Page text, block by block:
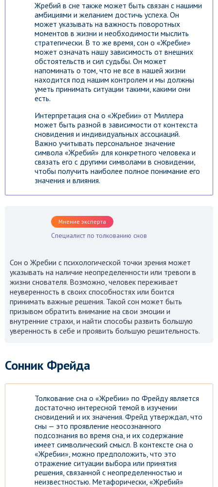
Жребий в сне также может быть связан с нашими
амбициями и желанием достичь успеха. Он
может указывать на важность поворотных
моментов в жизни и необходимости мыслить
стратегически. В то же время, сон о «Жребие»
может означать нашу зависимость от внешних
обстоятельств и сил судьбы. Он может
напоминать о том, что не все в нашей жизни
находится под нашим контролем и мы должны
уметь принимать ситуации такими, какими они
есть.
Интерпретация сна о «Жребии» от Миллера
может быть разной в зависимости от контекста
сновидения и индивидуальных ассоциаций.
Важно учитывать персональное значение
символа «Жребий» для конкретного человека и
связать его с другими символами в сновидении,
чтобы получить наиболее полное понимание его
значения и влияния.
Мнение эксперта
Специалист по толкованию снов
Сон о Жребии с психологической точки зрения может
указывать на наличие неопределенности или тревоги в
жизни снователя. Возможно, человек переживает
неуверенность в своих способностях или боится
принимать важные решения. Такой сон может быть
призывом обратить внимание на свои эмоции и
внутренние страхи, и найти способы развить большую
уверенность в себе и проявить большую решительность.
Сонник Фрейда
Толкование сна о «Жребии» по Фрейду является
достаточно интересной темой в изучении
сновидений и их значения. Фрейд утверждал, что
сны — это проявление неосознанного
подсознания во время сна, и их содержание
имеет символический смысл. В контексте сна о
«Жребии», можно предположить, что это
отражение ситуации выбора или принятия
решения, связанной с неопределенностью и
неизвестностью. Метафорически, «Жребий»